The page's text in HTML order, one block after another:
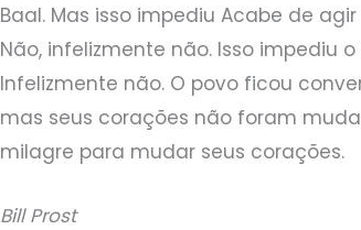
Baal. Mas isso impediu Acabe de
Não, infelizmente não. Isso impediu
Infelizmente não. O povo ficou
mas seus corações não foram
milagre para mudar seus corações.
Bill Prost